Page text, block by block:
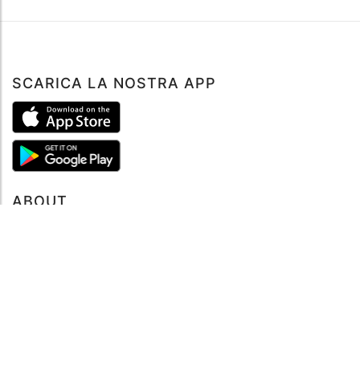
SCARICA LA NOSTRA APP
ABOUT